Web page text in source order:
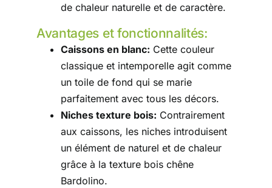
de chaleur naturelle et de caractère.
Avantages et fonctionnalités:
Caissons en blanc: Cette couleur
classique et intemporelle agit comme
un toile de fond qui se marie
parfaitement avec tous les décors.
Niches texture bois: Contrairement
aux caissons, les niches introduisent
un élément de naturel et de chaleur
grâce à la texture bois chêne
Bardolino.